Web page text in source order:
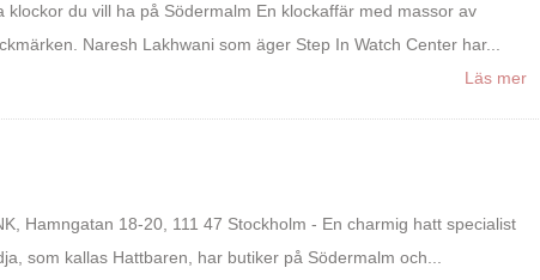
klockor du vill ha på Södermalm En klockaffär med massor av
Naresh Lakhwani som äger Step In Watch Center har...
Läs mer
Hamngatan 18-20, 111 47 Stockholm - En charmig hatt specialist
som kallas Hattbaren, har butiker på Södermalm och...